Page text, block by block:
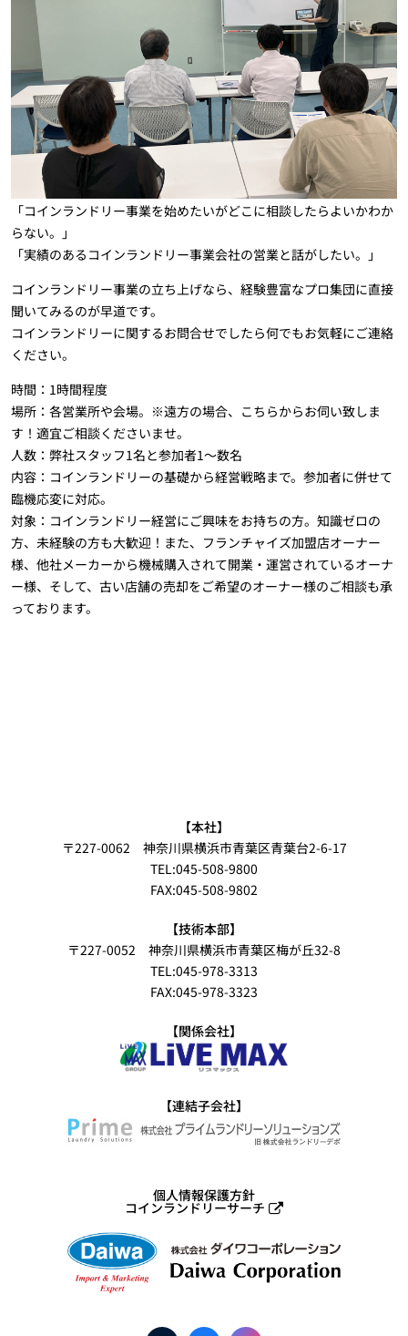
「コインランドリー事業を始めたいがどこに相談したらよいかわか
らない。」
「実績のあるコインランドリー事業会社の営業と話がしたい。」
コインランドリー事業の立ち上げなら、経験豊富なプロ集団に直接
聞いてみるのが早道です。
コインランドリーに関するお問合せでしたら何でもお気軽にご連絡
ください。
時間：1時間程度
場所：各営業所や会場。※遠方の場合、こちらからお伺い致しま
す！適宜ご相談くださいませ。
人数：弊社スタッフ1名と参加者1～数名
内容：コインランドリーの基礎から経営戦略まで。参加者に併せて
臨機応変に対応。
対象：コインランドリー経営にご興味をお持ちの方。知識ゼロの
方、未経験の方も大歓迎！また、フランチャイズ加盟店オーナー
様、他社メーカーから機械購入されて開業・運営されているオーナ
ー様、そして、古い店舗の売却をご希望のオーナー様のご相談も承
っております。
個人情報保護方針
コインランドリーサーチ
【本社】
〒227-0062 神奈川県横浜市青葉区青葉台2-6-17
TEL:045-508-9800
FAX:045-508-9802
【技術本部】
〒227-0052 神奈川県横浜市青葉区梅が丘32-8
TEL:045-978-3313
FAX:045-978-3323
【関係会社】
【連結子会社】